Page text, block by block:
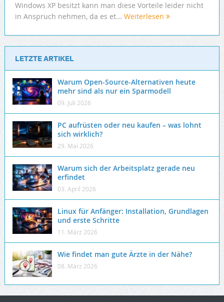
Windows XP besitzt kann man diese Vorteile leider nicht
in Anspruch nehmen, da es et... Weiterlesen
LETZTE ARTIKEL
Warum Open-Source-Alternativen heute
mehr sind als nur ein Sparmodell
09. Juli 2026
PC aufrüsten oder neu kaufen – was lohnt
sich wirklich?
29. Mai 2026
Warum sich der Arbeitsplatz gerade neu
erfindet
03. April 2026
Linux für Anfänger: Installation, Grundlagen
und erste Schritte
11. März 2026
Wie findet man gute Ärzte in der Nähe?
08. März 2026